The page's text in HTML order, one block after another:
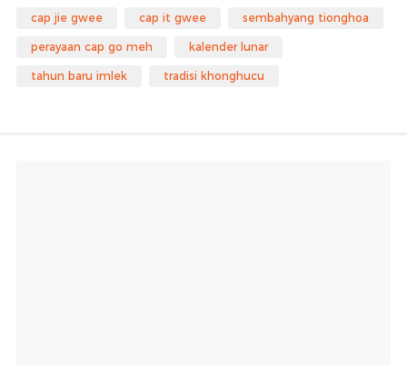
cap jie gwee cap it gwee sembahyang tionghoa
perayaan cap go meh kalender lunar
tahun baru imlek tradisi khonghucu